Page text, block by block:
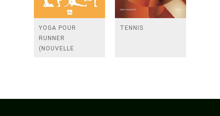
YOGA POUR
RUNNER
(NOUVELLE
TENNIS